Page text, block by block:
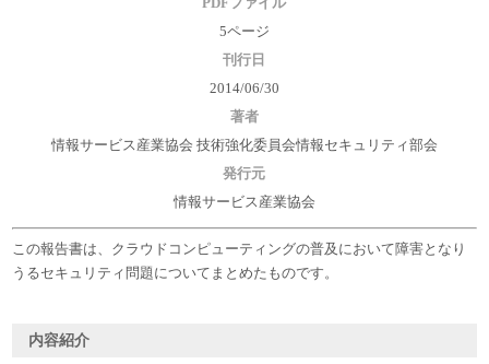
5ページ
刊行日
2014/06/30
著者
情報サービス産業協会 技術強化委員会情報セキュリティ部会
発行元
情報サービス産業協会
この報告書は、クラウドコンピューティングの普及において障害となり
うるセキュリティ問題についてまとめたものです。
内容紹介